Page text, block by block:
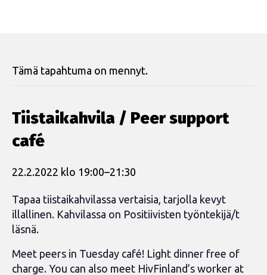
Tämä tapahtuma on mennyt.
Tiistaikahvila / Peer support
café
22.2.2022 klo 19:00–21:30
Tapaa tiistaikahvilassa vertaisia, tarjolla kevyt
illallinen. Kahvilassa on Positiivisten työntekijä/t
läsnä.
Meet peers in Tuesday café! Light dinner free of
charge. You can also meet HivFinland’s worker at